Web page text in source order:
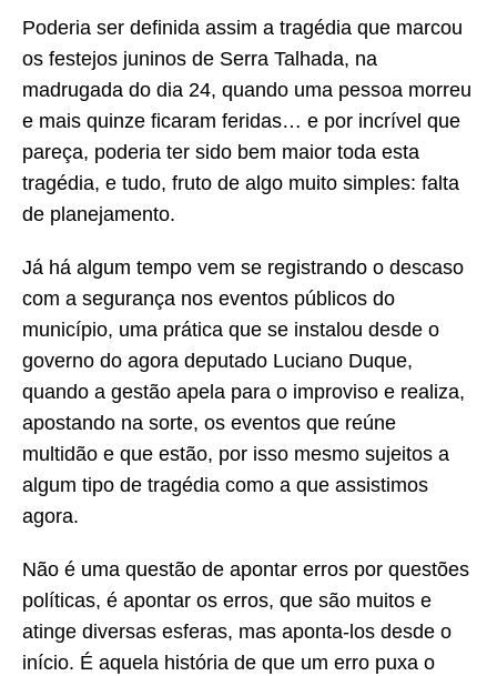
Poderia ser definida assim a tragédia que marcou
os festejos juninos de Serra Talhada, na
madrugada do dia 24, quando uma pessoa morreu
e mais quinze ficaram feridas… e por incrível que
pareça, poderia ter sido bem maior toda esta
tragédia, e tudo, fruto de algo muito simples: falta
de planejamento.
Já há algum tempo vem se registrando o descaso
com a segurança nos eventos públicos do
município, uma prática que se instalou desde o
governo do agora deputado Luciano Duque,
quando a gestão apela para o improviso e realiza,
apostando na sorte, os eventos que reúne
multidão e que estão, por isso mesmo sujeitos a
algum tipo de tragédia como a que assistimos
agora.
Não é uma questão de apontar erros por questões
políticas, é apontar os erros, que são muitos e
atinge diversas esferas, mas aponta-los desde o
início. É aquela história de que um erro puxa o